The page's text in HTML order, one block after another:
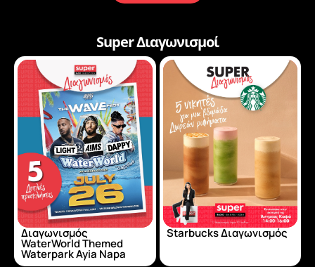
Super Διαγωνισμοί
Διαγωνισμός
WaterWorld Themed
Waterpark Ayia Napa
Starbucks Διαγωνισμός